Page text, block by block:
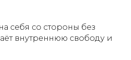
себя со стороны без
внутреннюю свободу и